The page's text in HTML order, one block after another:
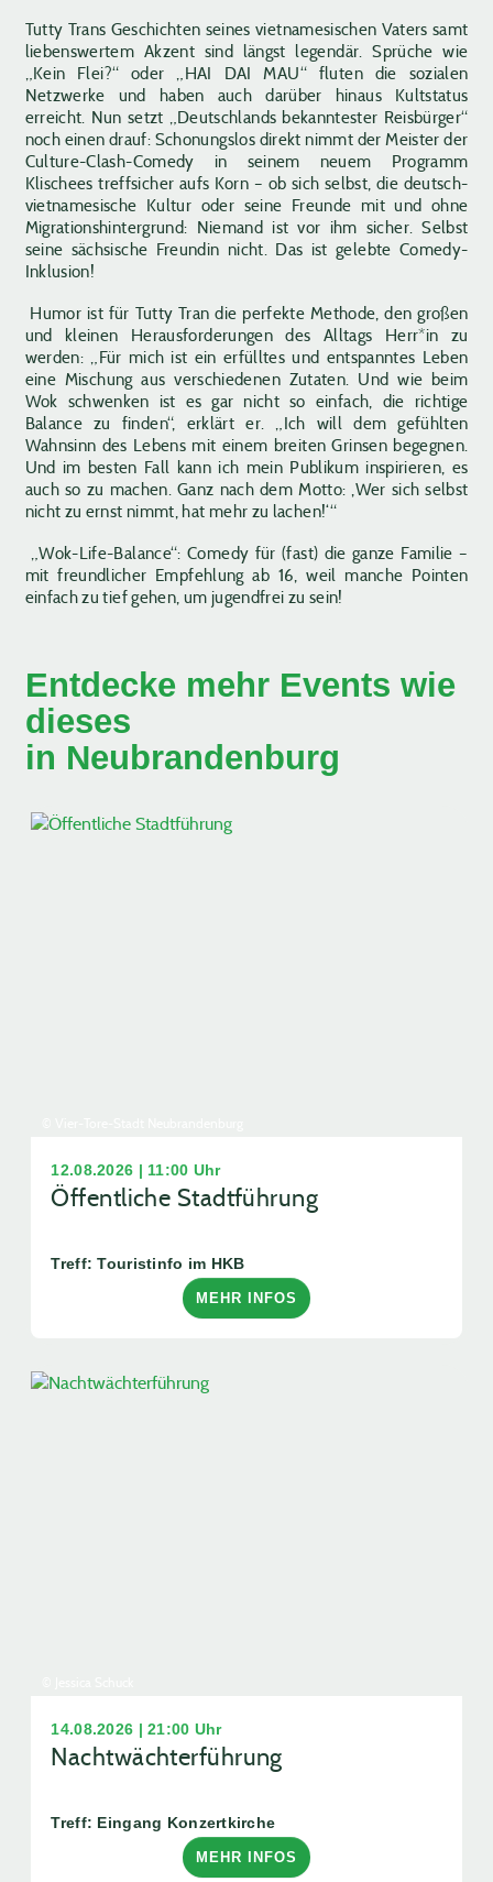
Tutty Trans Geschichten seines vietnamesischen Vaters samt
liebenswertem Akzent sind längst legendär. Sprüche wie
„Kein Flei?“ oder „HAI DAI MAU“ fluten die sozialen
Netzwerke und haben auch darüber hinaus Kultstatus
erreicht. Nun setzt „Deutschlands bekanntester Reisbürger“
noch einen drauf: Schonungslos direkt nimmt der Meister der
Culture-Clash-Comedy in seinem neuem Programm
Klischees treffsicher aufs Korn – ob sich selbst, die deutsch-
vietnamesische Kultur oder seine Freunde mit und ohne
Migrationshintergrund: Niemand ist vor ihm sicher. Selbst
seine sächsische Freundin nicht. Das ist gelebte Comedy-
Inklusion!
Humor ist für Tutty Tran die perfekte Methode, den großen
und kleinen Herausforderungen des Alltags Herr*in zu
werden: „Für mich ist ein erfülltes und entspanntes Leben
eine Mischung aus verschiedenen Zutaten. Und wie beim
Wok schwenken ist es gar nicht so einfach, die richtige
Balance zu finden“, erklärt er. „Ich will dem gefühlten
Wahnsinn des Lebens mit einem breiten Grinsen begegnen.
Und im besten Fall kann ich mein Publikum inspirieren, es
auch so zu machen. Ganz nach dem Motto: ‚Wer sich selbst
nicht zu ernst nimmt, hat mehr zu lachen!‘“
„Wok-Life-Balance“: Comedy für (fast) die ganze Familie –
mit freundlicher Empfehlung ab 16, weil manche Pointen
einfach zu tief gehen, um jugendfrei zu sein!
Entdecke mehr Events wie
dieses
in Neubrandenburg
12.08.2026 | 11:00 Uhr
Öffentliche Stadtführung
Treff: Touristinfo im HKB
MEHR INFOS
14.08.2026 | 21:00 Uhr
Nachtwächterführung
Treff: Eingang Konzertkirche
MEHR INFOS